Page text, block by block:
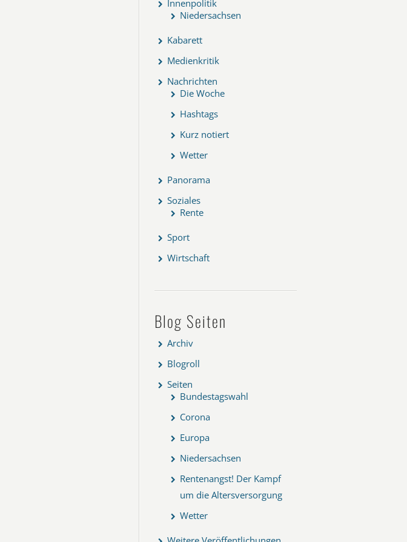
Innenpolitik
Niedersachsen
Kabarett
Medienkritik
Nachrichten
Die Woche
Hashtags
Kurz notiert
Wetter
Panorama
Soziales
Rente
Sport
Wirtschaft
Blog Seiten
Archiv
Blogroll
Seiten
Bundestagswahl
Corona
Europa
Niedersachsen
Rentenangst! Der Kampf
um die Altersversorgung
Wetter